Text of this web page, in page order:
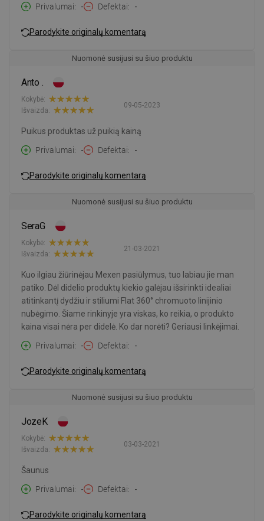
Privalumai
- Defektai -
Parodykite originalų komentarą
Nuomonė susijusi su šiuo produktu
Anto .
09-05-2023
Kokybė:
Išvaizda:
Puikus produktas už puikią kainą
Privalumai
- Defektai -
Parodykite originalų komentarą
Nuomonė susijusi su šiuo produktu
SeraG
21-03-2021
Kokybė:
Išvaizda:
Kuo ilgiau žiūrinėjau Mexen pasiūlymus, tuo labiau jie man
patiko. Dėl didelio produktų kiekio galėjau išsirinkti idealiai
atitinkantį dydžiu ir stiliumi Flat 360° chromuoto linijinio
nubėgimo. Šiame rinkinyje yra viskas, ko reikia, o produkto
kaina visai nėra per didelė. Ko dar norėti? Geriausi linkėjimai.
Privalumai
- Defektai -
Parodykite originalų komentarą
Nuomonė susijusi su šiuo produktu
JozeK
03-03-2021
Kokybė:
Išvaizda:
Šaunus
Privalumai
- Defektai -
Parodykite originalų komentarą